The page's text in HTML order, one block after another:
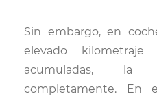
Sin embargo, en
elevado
acumuladas, la
completamente. En